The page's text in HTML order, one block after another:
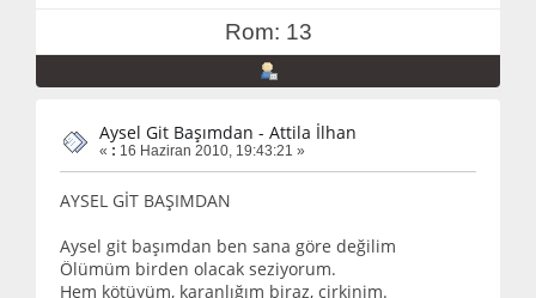
Rom: 13
Aysel Git Başımdan - Attila İlhan
« : 16 Haziran 2010, 19:43:21 »
AYSEL GİT BAŞIMDAN
Aysel git başımdan ben sana göre değilim
Ölümüm birden olacak seziyorum.
Hem kötüyüm, karanlığım biraz, çirkinim.